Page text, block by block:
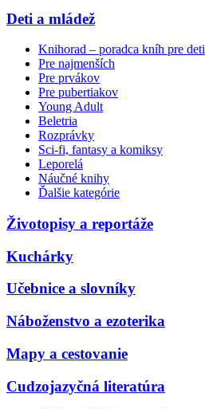
Deti a mládež
Knihorad – poradca kníh pre deti
Pre najmenších
Pre prvákov
Pre pubertiakov
Young Adult
Beletria
Rozprávky
Sci-fi, fantasy a komiksy
Leporelá
Náučné knihy
Ďalšie kategórie
Životopisy a reportáže
Kuchárky
Učebnice a slovníky
Náboženstvo a ezoterika
Mapy a cestovanie
Cudzojazyčná literatúra